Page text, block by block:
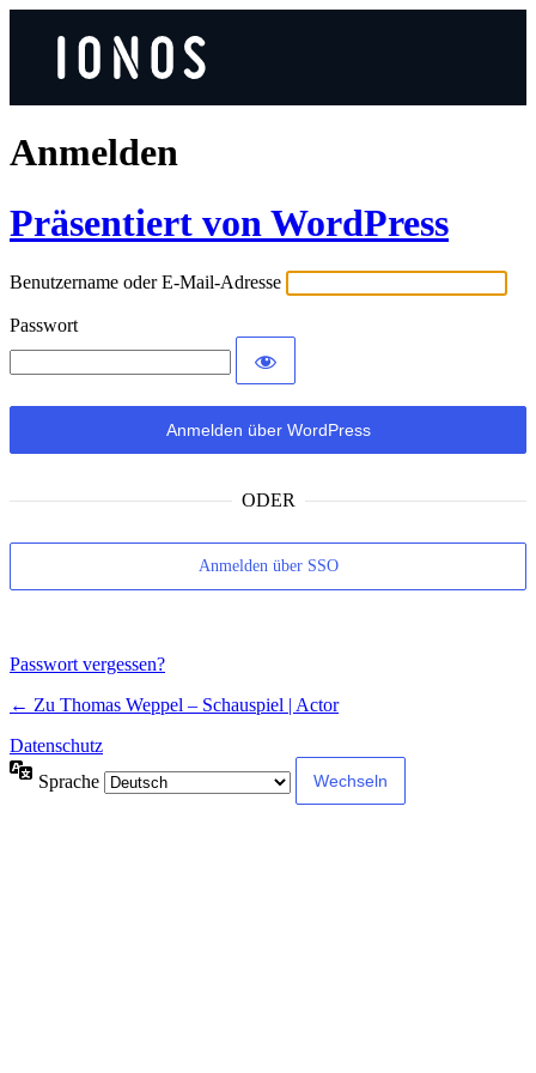
Anmelden
Präsentiert von WordPress
Benutzername oder E-Mail-Adresse
Passwort
ODER
Anmelden über SSO
Passwort vergessen?
← Zu Thomas Weppel – Schauspiel | Actor
Datenschutz
Sprache